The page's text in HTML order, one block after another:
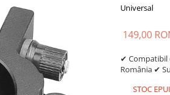
Universal
149,00
✔ Compatibil
România ✔
STOC